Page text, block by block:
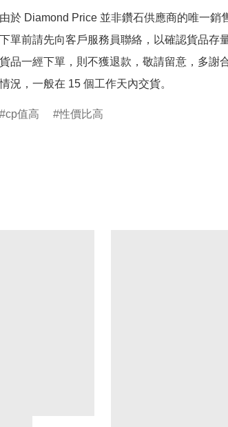
由於 Diamond Price 並非鑽石供應商的唯一銷
下單前請先向客戶服務員聯絡，以確認貨品存
貨品一經下單，則不獲退款，敬請留意，多謝
情況，一般在 15 個工作天內交貨。
cp值高 性價比高